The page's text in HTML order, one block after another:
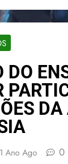
DO
1 Ano Ago 0